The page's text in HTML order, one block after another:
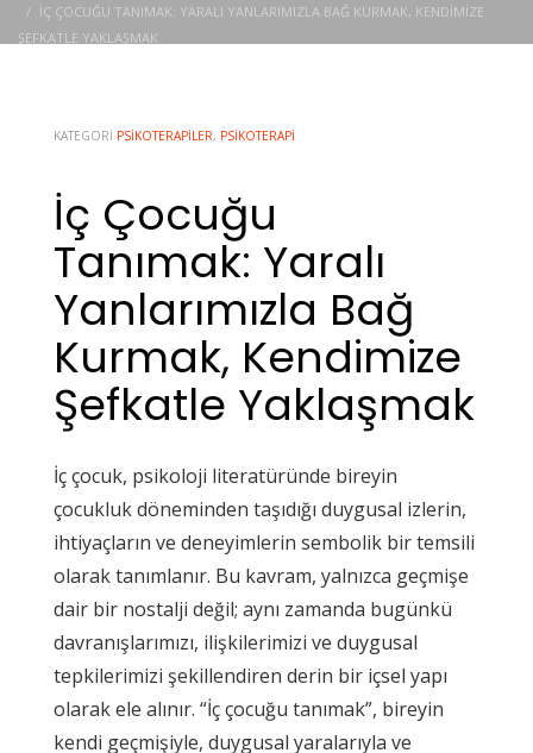
İÇ ÇOCUĞU TANIMAK: YARALI YANLARIMIZLA BAĞ KURMAK, KENDIMIZE
ŞEFKATLE YAKLAŞMAK
KATEGORI PSIKOTERAPILER, PSIKOTERAPI
İç Çocuğu
Tanımak: Yaralı
Yanlarımızla Bağ
Kurmak, Kendimize
Şefkatle Yaklaşmak
İç çocuk, psikoloji literatüründe bireyin
çocukluk döneminden taşıdığı duygusal izlerin,
ihtiyaçların ve deneyimlerin sembolik bir temsili
olarak tanımlanır. Bu kavram, yalnızca geçmişe
dair bir nostalji değil; aynı zamanda bugünkü
davranışlarımızı, ilişkilerimizi ve duygusal
tepkilerimizi şekillendiren derin bir içsel yapı
olarak ele alınır. “İç çocuğu tanımak”, bireyin
kendi geçmişiyle, duygusal yaralarıyla ve